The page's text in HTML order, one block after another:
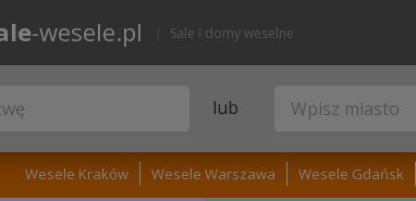
-wesele.pl Sale i domy weselne
lub
Wesele Kraków Wesele Warszawa Wesele Gdańsk